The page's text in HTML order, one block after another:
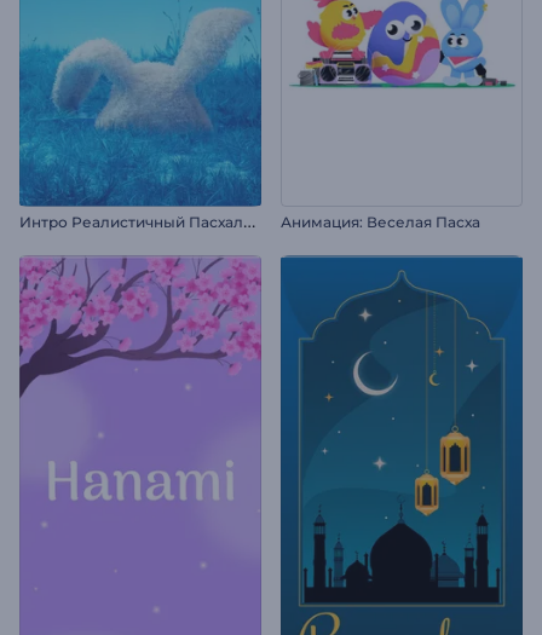
И
нтро Реалистичный Пасхальный Кролик Анимация: Веселая Пасха